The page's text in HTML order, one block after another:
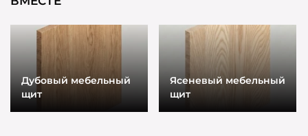
Дубовый мебельный
щит
Ясеневый мебельный
щит